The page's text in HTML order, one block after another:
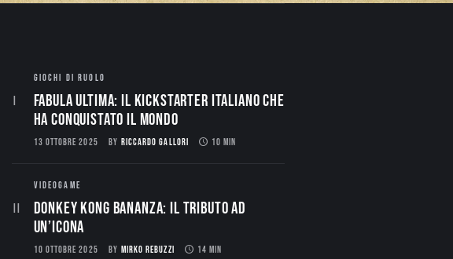
GIOCHI DI RUOLO
Fabula Ultima: il Kickstarter italiano che
ha conquistato il mondo
13 OTTOBRE 2025 BY RICCARDO GALLORI 10 MIN
VIDEOGAME
Donkey Kong Bananza: Il Tributo ad
un’Icona
10 OTTOBRE 2025 BY MIRKO REBUZZI 14 MIN